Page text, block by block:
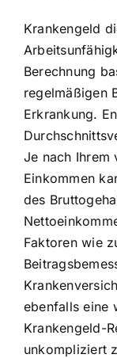
Krankengeld
Berechnung
regelmäßigen
Erkrankung.
Je nach Ihrem
Einkommen
des
Faktoren wie
ebenfalls eine
Krankengeld-
unkompliziert